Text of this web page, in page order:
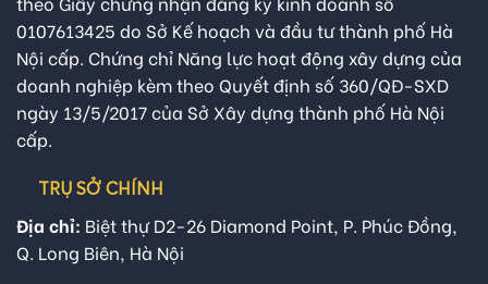
0107613425 do Sở Kế hoạch và đầu tư thành phố Hà
Nội cấp. Chứng chỉ Năng lực hoạt động xây dựng của
doanh nghiệp kèm theo Quyết định số 360/QĐ-SXD
ngày 13/5/2017 của Sở Xây dựng thành phố Hà Nội
cấp.
TRỤ SỞ CHÍNH
Địa chỉ: Biệt thự D2-26 Diamond Point, P. Phúc Đồng,
Q. Long Biên, Hà Nội